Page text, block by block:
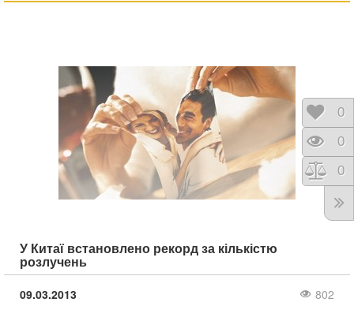
У Китаї встановлено рекорд за кількістю
розлучень
09.03.2013
802
0
0
0